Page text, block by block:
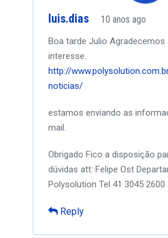
luis.dias 10 anos ago
Boa tarde Julio
interesse.
http://
noticias/
estamos enviando as
mail.
Obrigado Fico a disposição
dúvidas att: Felipe Ost
Polysolution Tel 41 3045 2600
Reply